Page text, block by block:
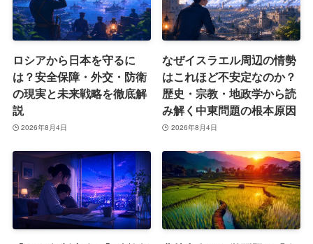
ロシアから日本を守るに
は？安全保障・外交・防衛
の現実と未来戦略を徹底解
説
2026年8月4日
なぜイスラエル周辺の情勢
はこれほど不安定なのか？
歴史・宗教・地政学から読
み解く中東問題の根本原因
2026年8月4日